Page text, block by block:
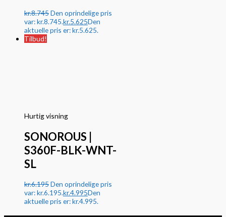
kr.8.745Den oprindelige pris
var: kr.8.745.kr.5.625Den
aktuelle pris er: kr.5.625.
Tilbud!
Hurtig visning
SONOROUS |
S360F-BLK-WNT-
SL
kr.6.195Den oprindelige pris
var: kr.6.195.kr.4.995Den
aktuelle pris er: kr.4.995.